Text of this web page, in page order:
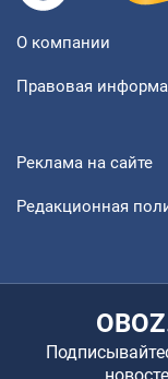
О компании
Правовая
Реклама на сайте
Редакционная